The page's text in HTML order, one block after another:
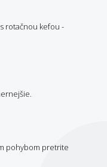
rotačnou kefou -
pohybom pretrite